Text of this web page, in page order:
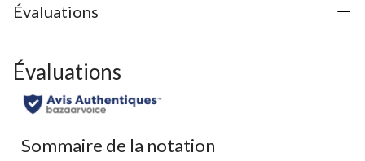
Évaluations
Évaluations
Sommaire de la notation